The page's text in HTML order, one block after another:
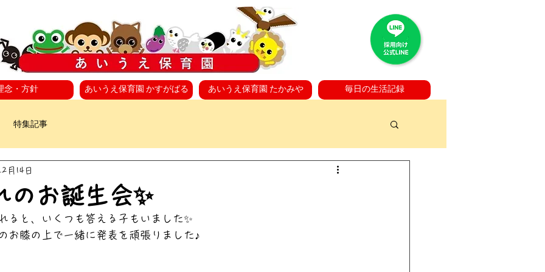
念・方針 あいうえ保育園 かすがばる あいうえ保育園 たかみや 毎日の生活記録
特集記事
のお誕生会✨
月14日
ると、いくつも答える子もいました✨
お膝の上で一緒に発表を頑張りました♪